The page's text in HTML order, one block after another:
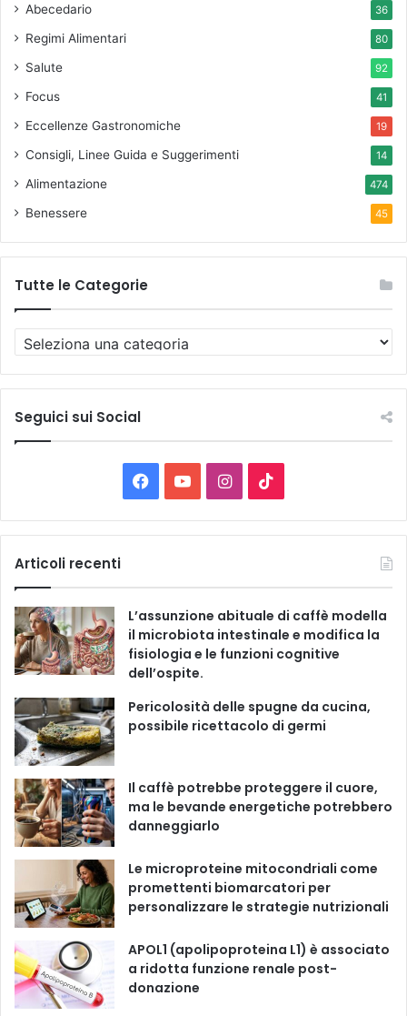
Abecedario 36
Regimi Alimentari 80
Salute 92
Focus 41
Eccellenze Gastronomiche 19
Consigli, Linee Guida e Suggerimenti 14
Alimentazione 474
Benessere 45
Tutte le Categorie
u
t
e
o
r
i
e
Seguici sui Social
a
e
b
o
o
k
o
T
u
b
e
I
n
t
a
g
r
a
i
T
o
k
Articoli recenti
L’assunzione abituale di caffè modella
il microbiota intestinale e modifica la
fisiologia e le funzioni cognitive
dell’ospite.
Pericolosità delle spugne da cucina,
possibile ricettacolo di germi
Il caffè potrebbe proteggere il cuore,
ma le bevande energetiche potrebbero
danneggiarlo
Le microproteine ​​mitocondriali come
promettenti biomarcatori per
personalizzare le strategie nutrizionali
APOL1 (apolipoproteina L1) è associato
a ridotta funzione renale post-
donazione